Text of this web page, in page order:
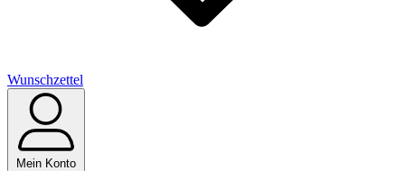
Wunschzettel
Mein Konto